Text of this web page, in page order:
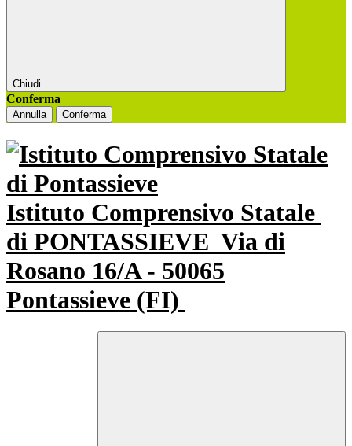
Chiudi
Conferma
Annulla Conferma
Istituto Comprensivo Statale
di PONTASSIEVE Via di
Rosano 16/A - 50065
Pontassieve (FI)